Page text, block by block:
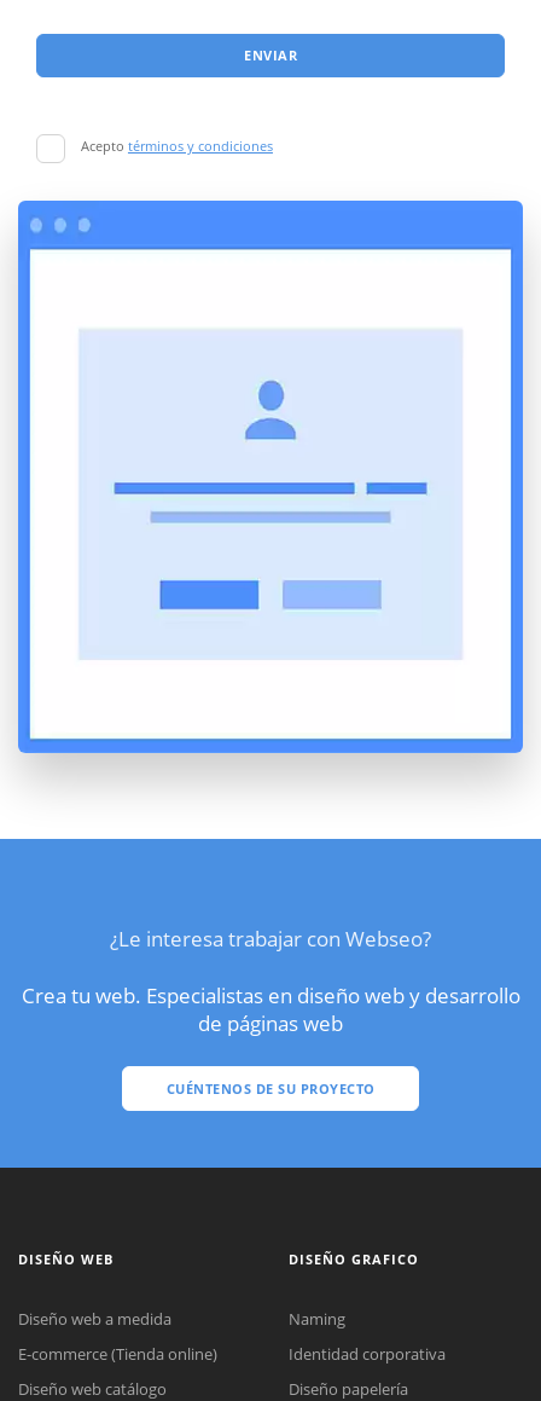
ENVIAR
Acepto términos y condiciones
¿Le interesa trabajar con Webseo?
Crea tu web. Especialistas en diseño web y desarrollo
de páginas web
CUÉNTENOS DE SU PROYECTO
DISEÑO WEB
Diseño web a medida
E-commerce (Tienda online)
Diseño web catálogo
DISEÑO GRAFICO
Naming
Identidad corporativa
Diseño papelería